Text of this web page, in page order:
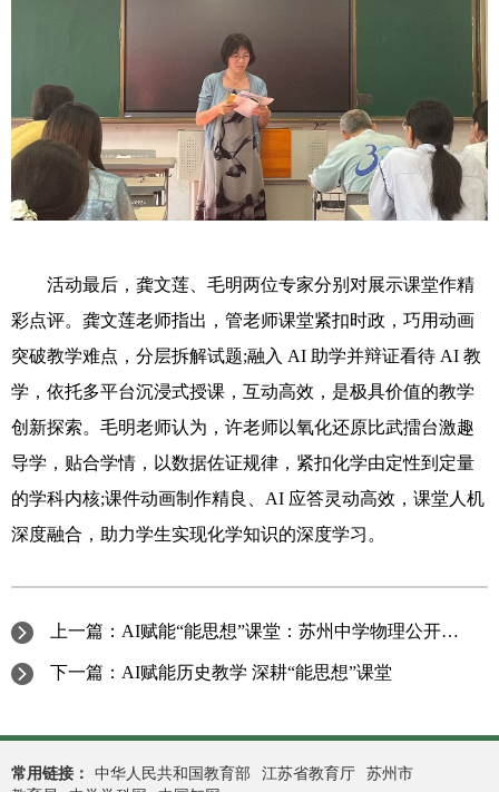
活动最后，龚文莲、毛明两位专家分别对展示课堂作精
彩点评。龚文莲老师指出，管老师课堂紧扣时政，巧用动画
突破教学难点，分层拆解试题;融入 AI 助学并辩证看待 AI 教
学，依托多平台沉浸式授课，互动高效，是极具价值的教学
创新探索。毛明老师认为，许老师以氧化还原比武擂台激趣
导学，贴合学情，以数据佐证规律，紧扣化学由定性到定量
的学科内核;课件动画制作精良、AI 应答灵动高效，课堂人机
深度融合，助力学生实现化学知识的深度学习。
上一篇： AI赋能“能思想”课堂：苏州中学物理公开展示探索新型教学模式
下一篇： AI赋能历史教学 深耕“能思想”课堂
常用链接： 中华人民共和国教育部 江苏省教育厅
苏州市